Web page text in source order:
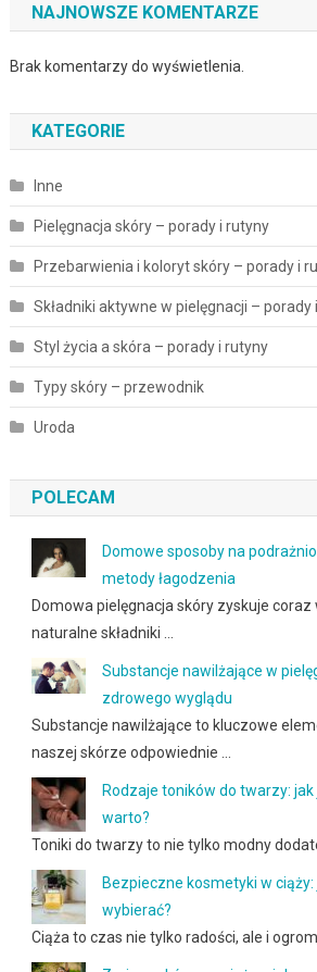
NAJNOWSZE KOMENTARZE
Brak komentarzy do wyświetlenia.
KATEGORIE
Inne
Pielęgnacja skóry – porady i rutyny
Przebarwienia i koloryt skóry – porady i
Składniki aktywne w pielęgnacji – porady
Styl życia a skóra – porady i rutyny
Typy skóry – przewodnik
Uroda
POLECAM
Domowe sposoby na
metody łagodzenia
Domowa pielęgnacja skóry zyskuje
naturalne składniki …
Substancje nawilżające w
zdrowego wyglądu
Substancje nawilżające to kluczowe
naszej skórze odpowiednie …
Rodzaje toników do twarzy:
warto?
Toniki do twarzy to nie tylko modny
Bezpieczne kosmetyki w ciąży:
wybierać?
Ciąża to czas nie tylko radości, ale i